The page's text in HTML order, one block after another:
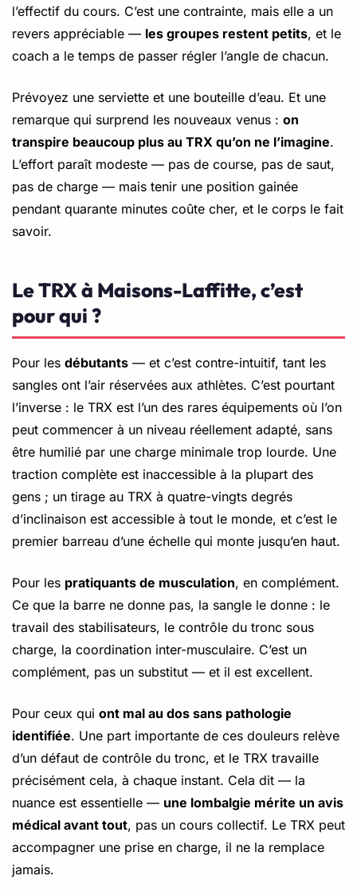
l’effectif du cours. C’est une contrainte, mais elle a un
revers appréciable — les groupes restent petits, et le
coach a le temps de passer régler l’angle de chacun.
Prévoyez une serviette et une bouteille d’eau. Et une
remarque qui surprend les nouveaux venus : on
transpire beaucoup plus au TRX qu’on ne l’imagine.
L’effort paraît modeste — pas de course, pas de saut,
pas de charge — mais tenir une position gainée
pendant quarante minutes coûte cher, et le corps le fait
savoir.
Le TRX à Maisons-Laffitte, c’est
pour qui ?
Pour les débutants — et c’est contre-intuitif, tant les
sangles ont l’air réservées aux athlètes. C’est pourtant
l’inverse : le TRX est l’un des rares équipements où l’on
peut commencer à un niveau réellement adapté, sans
être humilié par une charge minimale trop lourde. Une
traction complète est inaccessible à la plupart des
gens ; un tirage au TRX à quatre-vingts degrés
d’inclinaison est accessible à tout le monde, et c’est le
premier barreau d’une échelle qui monte jusqu’en haut.
Pour les pratiquants de musculation, en complément.
Ce que la barre ne donne pas, la sangle le donne : le
travail des stabilisateurs, le contrôle du tronc sous
charge, la coordination inter-musculaire. C’est un
complément, pas un substitut — et il est excellent.
Pour ceux qui ont mal au dos sans pathologie
identifiée. Une part importante de ces douleurs relève
d’un défaut de contrôle du tronc, et le TRX travaille
précisément cela, à chaque instant. Cela dit — la
nuance est essentielle — une lombalgie mérite un avis
médical avant tout, pas un cours collectif. Le TRX peut
accompagner une prise en charge, il ne la remplace
jamais.